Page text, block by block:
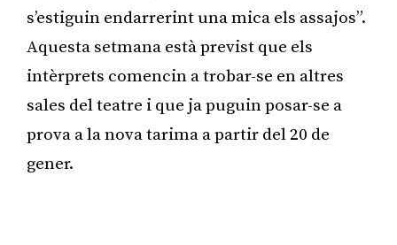
s’estiguin endarrerint una mica els assajos”.
Aquesta setmana està previst que els
intèrprets comencin a trobar-se en altres
sales del teatre i que ja puguin posar-se a
prova a la nova tarima a partir del 20 de
gener.